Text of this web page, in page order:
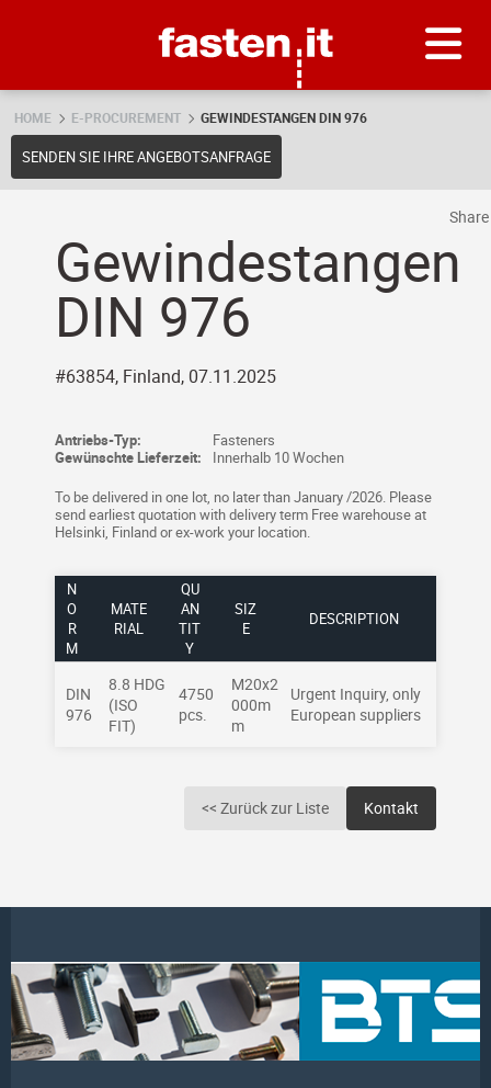
HOME E-PROCUREMENT GEWINDESTANGEN DIN 976
SENDEN SIE IHRE ANGEBOTSANFRAGE
Gewindestangen
DIN 976
#63854, Finland, 07.11.2025
Antriebs-Typ:
Fasteners
Gewünschte Lieferzeit:
Innerhalb 10 Wochen
To be delivered in one lot, no later than January /2026. Please
send earliest quotation with delivery term Free warehouse at
Helsinki, Finland or ex-work your location.
N
O
R
M
MATE
RIAL
QU
AN
TIT
Y
SIZ
E
DESCRIPTION
DIN
976
8.8 HDG
(ISO
FIT)
4750
pcs.
M20x2
000m
m
Urgent Inquiry, only
European suppliers
<< Zurück zur Liste Kontakt
Share